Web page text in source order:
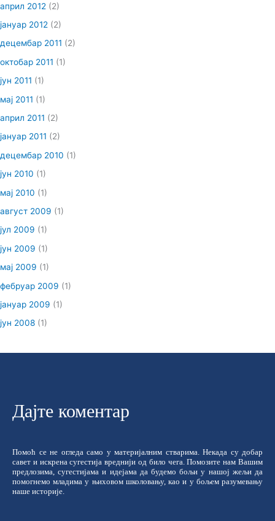
април 2012 (2)
јануар 2012 (2)
децембар 2011 (2)
октобар 2011 (1)
јун 2011 (1)
мај 2011 (1)
април 2011 (2)
јануар 2011 (2)
децембар 2010 (1)
јун 2010 (1)
мај 2010 (1)
август 2009 (1)
јул 2009 (1)
јун 2009 (1)
мај 2009 (1)
фебруар 2009 (1)
јануар 2009 (1)
јун 2008 (1)
Дајте коментар
Помоћ се не огледа само у материјалним стварима. Некада су добар
савет и искрена сугестија вреднији од било чега. Помозите нам Вашим
предлозима, сугестијама и идејама да будемо бољи у нашој жељи да
помогнемо младима у њиховом школовању, као и у бољем разумевању
наше историје.